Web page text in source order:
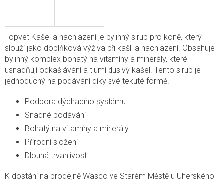
Topvet Kašel a nachlazení je bylinný sirup pro koně, který
slouží jako doplňková výživa při kašli a nachlazení. Obsahuje
bylinný komplex bohatý na vitamíny a minerály, které
usnadňují odkašlávání a tlumí dusivý kašel. Tento sirup je
jednoduchý na podávání díky své tekuté formě.
Podpora dýchacího systému
Snadné podávání
Bohatý na vitamíny a minerály
Přírodní složení
Dlouhá trvanlivost
K dostání na prodejně Wasco ve Starém Městě u Uherského